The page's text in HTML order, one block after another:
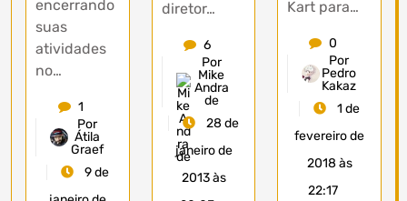
encerrando
suas
atividades
no…
1
Por
Átila
Graef
9 de
diretor…
6
Por
Mike
Andra
de
28 de
janeiro de
2013 às
Kart para…
0
Por
Pedro
Kakaz
1 de
fevereiro de
2018 às
22:17